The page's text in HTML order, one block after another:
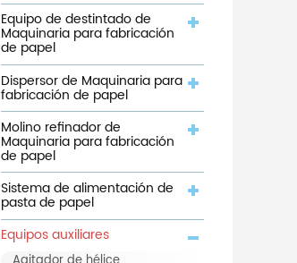
Equipo de destintado de
Maquinaria para fabricación
de papel
Dispersor de Maquinaria para
fabricación de papel
Molino refinador de
Maquinaria para fabricación
de papel
Sistema de alimentación de
pasta de papel
Equipos auxiliares